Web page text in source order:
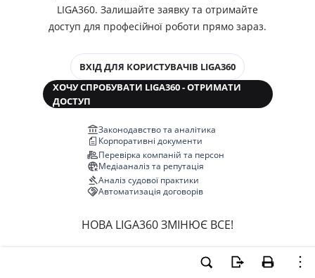
LIGA360. Залишайте заявку та отримайте
доступ для професійної роботи прямо зараз.
ВХІД ДЛЯ КОРИСТУВАЧІВ LIGA360
ХОЧУ СПРОБУВАТИ LIGA360 - ОТРИМАТИ
ДОСТУП
Законодавство та аналітика
Корпоративні документи
Перевірка компаній та персон
Медіааналіз та репутація
Аналіз судової практики
Автоматизація договорів
НОВА LIGA360 ЗМІНЮЄ ВСЕ!